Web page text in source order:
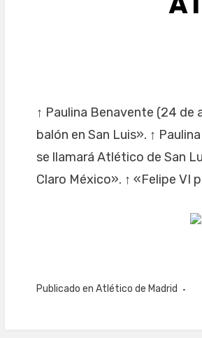
↑ Paulina Benavente (24 de
balón en San Luis». ↑
se llamará Atlético de San
Claro México». ↑ «Felipe VI
Publicado en Atlético de Madrid